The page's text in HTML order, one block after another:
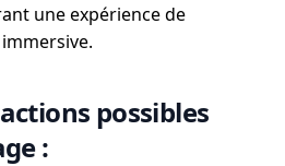
une expérience de
possibles
: